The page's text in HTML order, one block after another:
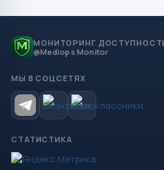
МОНИТОРИНГ
@Mediops Monitor
МЫ В СОЦСЕТЯХ
СТАТИСТИКА